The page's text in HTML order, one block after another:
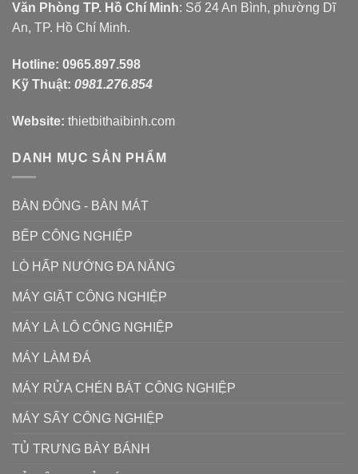
Văn Phòng TP. Hồ Chí Minh: Số 24 An Bình, phường Dĩ
An, TP. Hồ Chí Minh.
Hotline: 0965.897.598
Kỹ Thuật: 0981.276.854
Website: thietbithaibinh.com
DANH MỤC SẢN PHẨM
BÀN ĐÔNG - BÀN MÁT
BẾP CÔNG NGHIỆP
LÒ HẤP NƯỚNG ĐA NĂNG
MÁY GIẶT CÔNG NGHIỆP
MÁY LÀ LÔ CÔNG NGHIỆP
MÁY LÀM ĐÁ
MÁY RỬA CHÉN BÁT CÔNG NGHIỆP
MÁY SẤY CÔNG NGHIỆP
TỦ TRƯNG BÀY BÁNH